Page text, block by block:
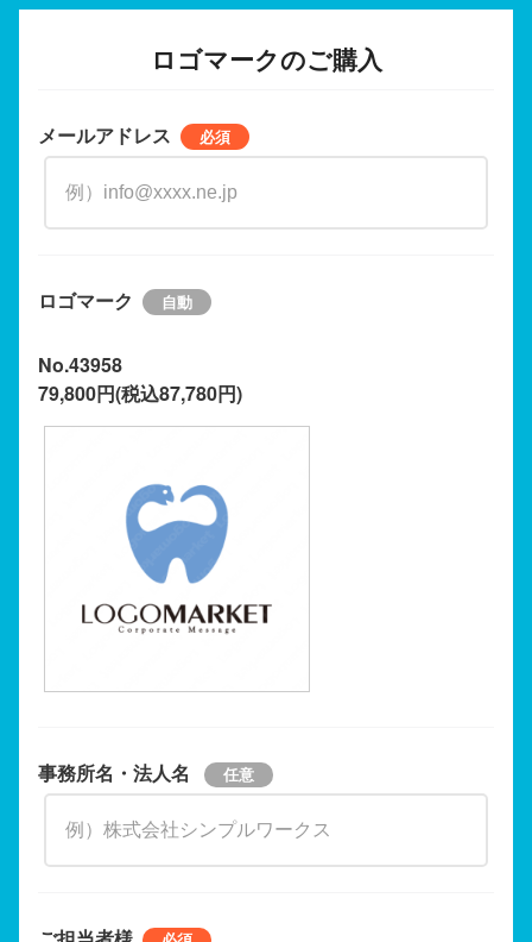
ロゴマークのご購入
メールアドレス
ロゴマーク
No.43958
79,800円(税込87,780円)
事務所名・法人名